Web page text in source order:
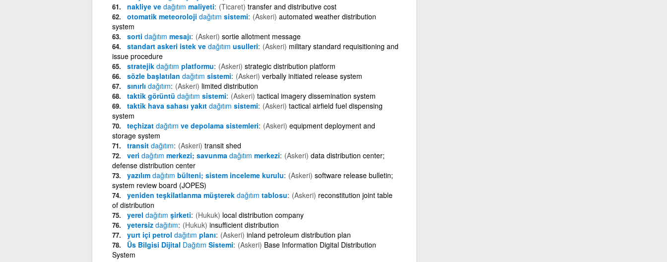
nakliye ve dağıtım maliyeti (Ticaret) transfer and distributive cost
otomatik meteoroloji dağıtım sistemi (Askeri) automated weather distribution
system
sorti dağıtım mesajı (Askeri) sortie allotment message
standart askeri istek ve dağıtım usulleri (Askeri) military standard requisitioning and
issue procedure
stratejik dağıtım platformu (Askeri) strategic distribution platform
sözle başlatılan dağıtım sistemi (Askeri) verbally initiated release system
sınırlı dağıtım (Askeri) limited distribution
taktik görüntü dağıtım sistemi (Askeri) tactical imagery dissemination system
taktik hava sahası yakıt dağıtım sistemi (Askeri) tactical airfield fuel dispensing
system
teçhizat dağıtım ve depolama sistemleri (Askeri) equipment deployment and
storage system
transit dağıtım (Askeri) transit shed
veri dağıtım merkezi; savunma dağıtım merkezi (Askeri) data distribution center;
defense distribution center
yazılım dağıtım bülteni; sistem inceleme kurulu (Askeri) software release bulletin;
system review board (JOPES)
yeniden teşkilatlanma müşterek dağıtım tablosu (Askeri) reconstitution joint table
of distribution
yerel dağıtım şirketi (Hukuk) local distribution company
yetersiz dağıtım (Hukuk) insufficient distribution
yurt içi petrol dağıtım planı (Askeri) inland petroleum distribution plan
Üs Bilgisi Dijital Dağıtım Sistemi (Askeri) Base Information Digital Distribution
System